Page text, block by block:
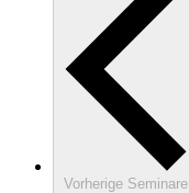
Vorherige Seminare